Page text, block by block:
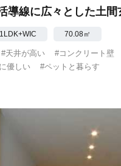
導線に広々とした土
1LDK+WIC 70.08㎡
#天井が高い
#コンクリート壁
優しい #ペットと暮らす